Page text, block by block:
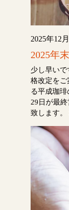
2025年12
2025年
少し早い
格改定をご
る平成珈
29日が最
致します。